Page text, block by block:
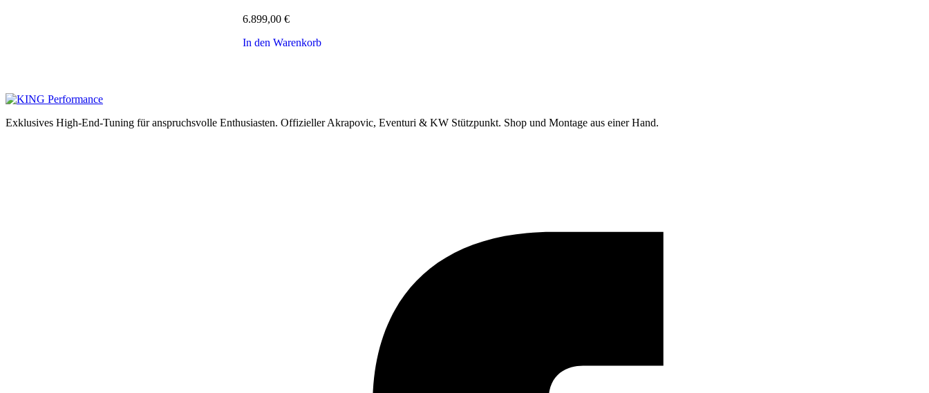
6.899,00€
In den Warenkorb
Exklusives High-End-Tuning für anspruchsvolle Enthusiasten. Offizieller Akrapovic, Eventuri & KW Stützpunkt. Shop und Montage aus einer Hand.